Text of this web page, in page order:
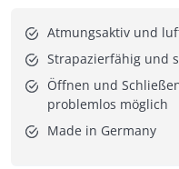
Atmungsaktiv und
Strapazierfähig und
Öffnen und
problemlos möglich
Made in Germany